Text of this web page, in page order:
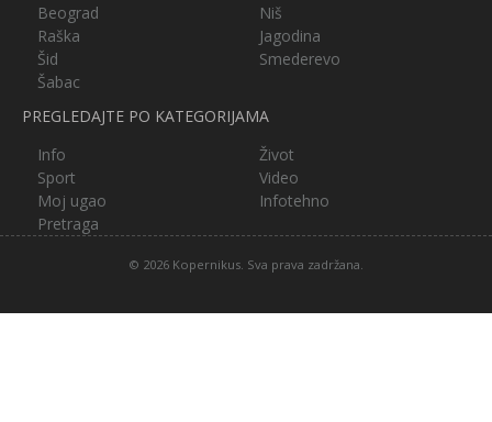
Beograd
Niš
Raška
Jagodina
Šid
Smederevo
Šabac
PREGLEDAJTE PO KATEGORIJAMA
Info
Život
Sport
Video
Moj ugao
Infotehno
Pretraga
© 2026 Kopernikus. Sva prava zadržana.